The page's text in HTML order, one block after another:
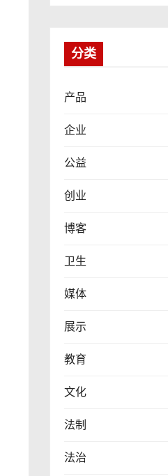
分类
产品
企业
公益
创业
博客
卫生
媒体
展示
教育
文化
法制
法治